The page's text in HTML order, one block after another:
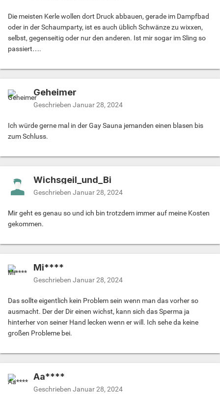
Die meisten Kerle wollen dort Druck abbauen, gerade im Dampfbad
oder in der Schaumparty, ist es auch üblich Schwänze zu wixxen,
selbst, gegenseitig oder nur den anderen. Ist mir sogar im Sling so
passiert….
Geheimer
Geschrieben Januar 28, 2024
Ich würde gerne mal in der Gay Sauna jemanden einen blasen bis
zum Schluss.
Wichsgeil_und_Bi
Geschrieben Januar 28, 2024
Mir geht es genau so und ich bin trotzdem immer auf meine Kosten
gekommen.
Mi****
Geschrieben Januar 28, 2024
Das sollte eigentlich kein Problem sein wenn man das vorher so
ausmacht. Der der Dir einen wichst, kann sich das Sperma ja
hinterher von seiner Hand lecken wenn er will. Ich sehe da keine
großen Probleme bei.
Aa****
Geschrieben Januar 28, 2024